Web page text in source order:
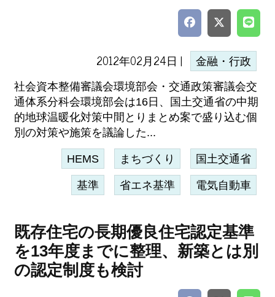
2012年02月24日 | 金融・行政
社会資本整備審議会環境部会・交通政策審議会交
通体系分科会環境部会は16日、国土交通省の中期
的地球温暖化対策中間とりまとめ案で盛り込む個
別の対策や施策を議論した...
HEMS まちづくり 国土交通省
基準 省エネ基準 電気自動車
既存住宅の長期優良住宅認定基準
を13年度までに整理、新築とは別
の認定制度も検討